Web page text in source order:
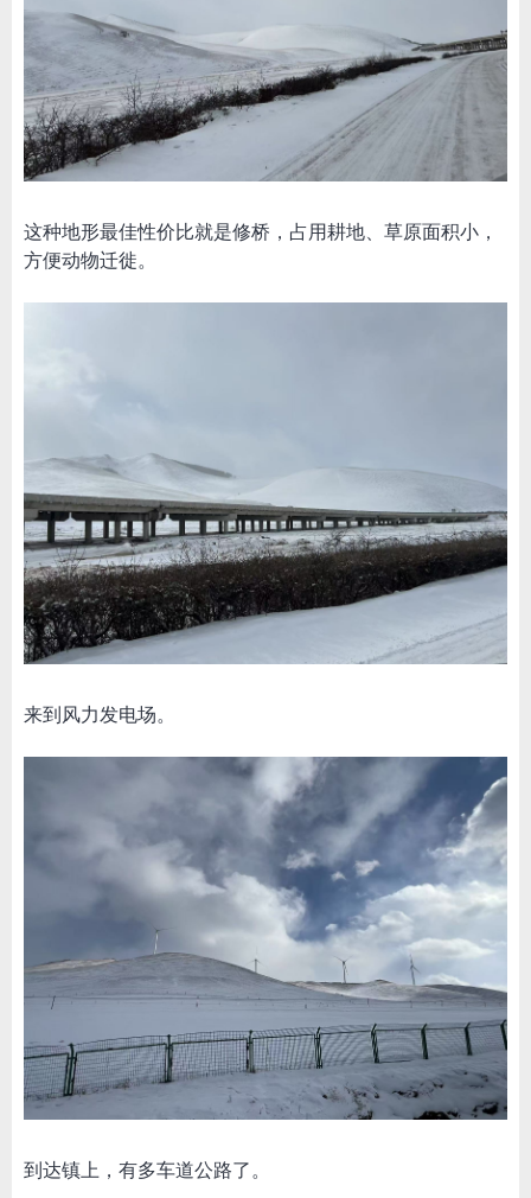
这种地形最佳性价比就是修桥，占用耕地、草原面积小，
方便动物迁徙。
来到风力发电场。
到达镇上，有多车道公路了。